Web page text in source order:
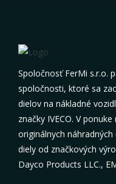
Spoločnosť FerMi s.r.o.
spoločnosti, ktoré sa
dielov na nákladné
značky IVECO. V
originálnych
diely od značkových
Dayco Products LLC.,